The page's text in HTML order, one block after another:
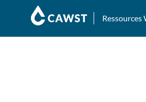
Ressources